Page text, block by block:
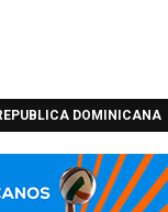
DOMINICANA